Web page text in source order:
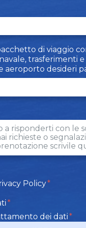
di viaggio
trasferimenti
aeroporto desideri
Policy
dei dati